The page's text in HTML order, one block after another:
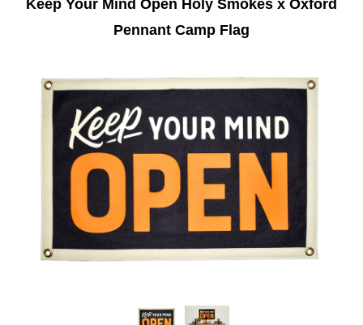
Keep Your Mind Open Holy Smokes x Oxford
Pennant Camp Flag